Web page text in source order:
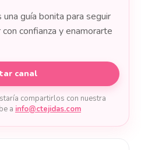
guía bonita para seguir
confianza y enamorarte
canal
compartirlos con nuestra
a info@ctejidas.com